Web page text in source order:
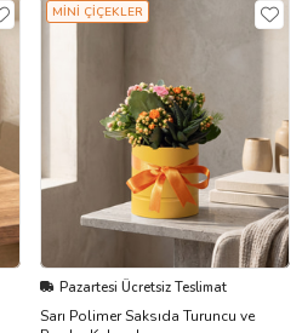
MİNİ ÇİÇEKLER
Pazartesi Ücretsiz Teslimat
Sarı Polimer Saksıda Turuncu ve